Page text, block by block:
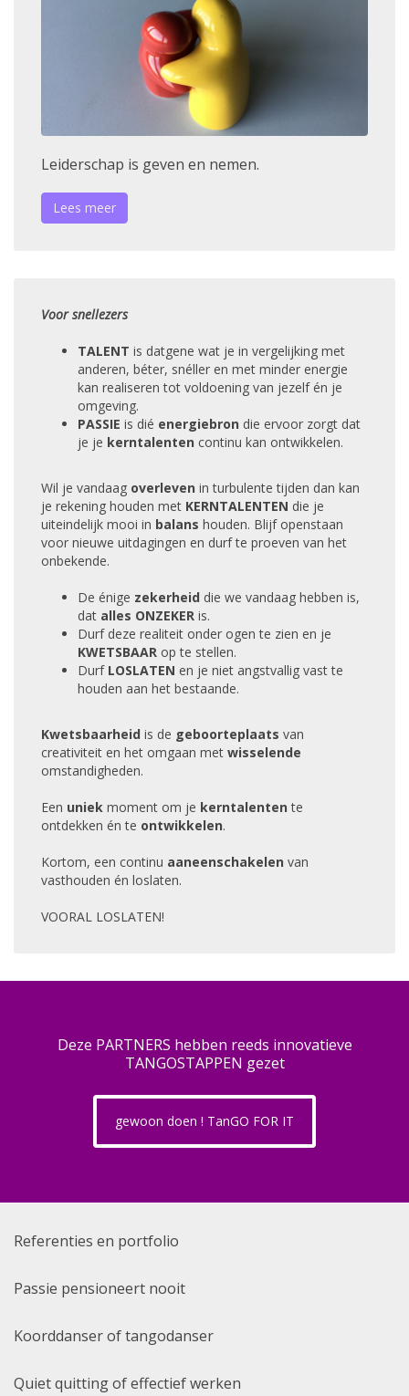
Leiderschap is geven en nemen.
Lees meer
Voor snellezers
TALENT is datgene wat je in vergelijking met
anderen, béter, snéller en met minder energie
kan realiseren tot voldoening van jezelf én je
omgeving.
PASSIE is dié energiebron die ervoor zorgt dat
je je kerntalenten continu kan ontwikkelen.
Wil je vandaag overleven in turbulente tijden dan kan
je rekening houden met KERNTALENTEN die je
uiteindelijk mooi in balans houden. Blijf openstaan
voor nieuwe uitdagingen en durf te proeven van het
onbekende.
De énige zekerheid die we vandaag hebben is,
dat alles ONZEKER is.
Durf deze realiteit onder ogen te zien en je
KWETSBAAR op te stellen.
Durf LOSLATEN en je niet angstvallig vast te
houden aan het bestaande.
Kwetsbaarheid is de geboorteplaats van
creativiteit en het omgaan met wisselende
omstandigheden.
Een uniek moment om je kerntalenten te
ontdekken én te ontwikkelen.
Kortom, een continu aaneenschakelen van
vasthouden én loslaten.
VOORAL LOSLATEN!
Deze PARTNERS hebben reeds innovatieve
TANGOSTAPPEN gezet
gewoon doen ! TanGO FOR IT
Referenties en portfolio
Passie pensioneert nooit
Koorddanser of tangodanser
Quiet quitting of effectief werken